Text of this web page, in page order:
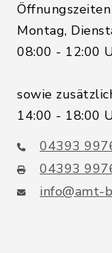
Montag,
08:00 - 12:00
sowie
14:00 - 18:00
04393
04393
info@amt-